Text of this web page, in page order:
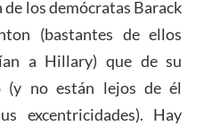
de los demócratas Barack
(bastantes de ellos
a Hillary) que de su
(y no están lejos de él
excentricidades). Hay